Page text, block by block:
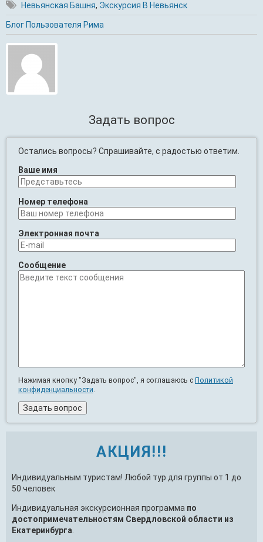
Невьянская Башня, Экскурсия В Невьянск
Блог Пользователя Рима
Задать вопрос
Остались вопросы? Спрашивайте, с радостью ответим.
Ваше имя
Номер телефона
Электронная почта
Сообщение
Нажимая кнопку "Задать вопрос", я соглашаюсь с Политикой
конфиденциальности.
АКЦИЯ!!!
Индивидуальным туристам! Любой тур для группы от 1 до
50 человек
Индивидуальная экскурсионная программа по
достопримечательностям Свердловской области из
Екатеринбурга.